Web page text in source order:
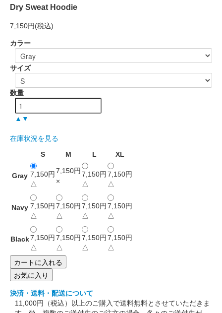
Dry Sweat Hoodie
7,150円(税込)
カラー
サイズ
数量
▲ ▼
在庫状況を見る
S
M L XL
Gray 7,150円
△
7,150円
×
7,150円
△
7,150円
△
Navy 7,150円
△
7,150円
△
7,150円
△
7,150円
△
Black7,150円
△
7,150円
△
7,150円
△
7,150円
△
お気に入り
決済・送料・配送について
11,000円（税込）以上のご購入で送料無料とさせていただきま